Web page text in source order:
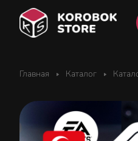
Главная Каталог